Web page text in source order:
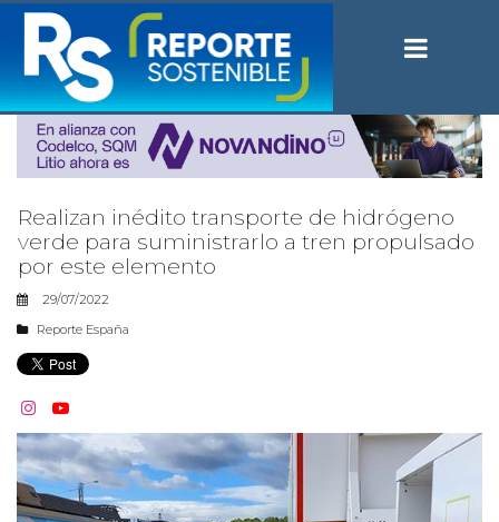
Realizan inédito transporte de hidrógeno
verde para suministrarlo a tren propulsado
por este elemento
29/07/2022
Reporte España
 